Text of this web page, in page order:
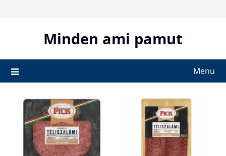
Minden ami pamut
Menu